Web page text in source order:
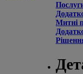
Митні